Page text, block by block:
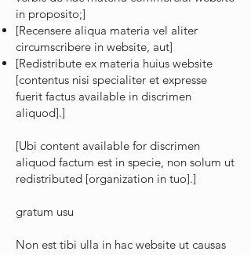
in proposito;]
[Recensere aliqua materia vel aliter
circumscribere in website, aut]
[Redistribute ex materia huius website
[contentus nisi specialiter et expresse
fuerit factus available in discrimen
aliquod].]
[Ubi content available for discrimen
aliquod factum est in specie, non solum ut
redistributed [organization in tuo].]
gratum usu
Non est tibi ulla in hac website ut causas